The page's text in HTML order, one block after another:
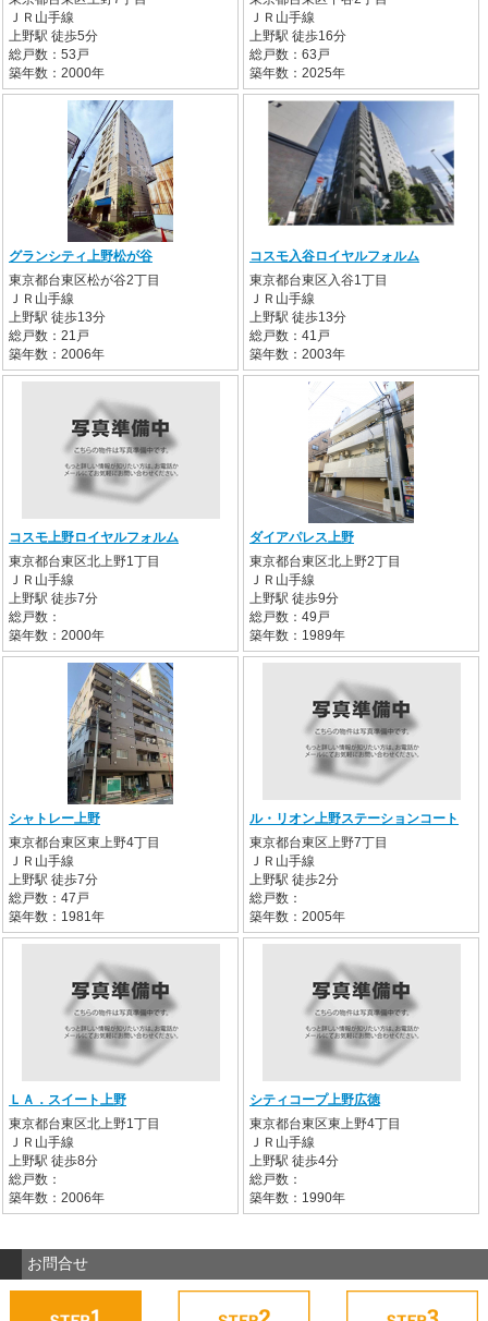
ＪＲ山手線
上野駅 徒歩5分
総戸数：53戸
築年数：2000年
ＪＲ山手線
上野駅 徒歩16分
総戸数：63戸
築年数：2025年
グランシティ上野松が谷
東京都台東区松が谷2丁目
ＪＲ山手線
上野駅 徒歩13分
総戸数：21戸
築年数：2006年
コスモ入谷ロイヤルフォルム
東京都台東区入谷1丁目
ＪＲ山手線
上野駅 徒歩13分
総戸数：41戸
築年数：2003年
コスモ上野ロイヤルフォルム
東京都台東区北上野1丁目
ＪＲ山手線
上野駅 徒歩7分
総戸数：
築年数：2000年
ダイアパレス上野
東京都台東区北上野2丁目
ＪＲ山手線
上野駅 徒歩9分
総戸数：49戸
築年数：1989年
シャトレー上野
東京都台東区東上野4丁目
ＪＲ山手線
上野駅 徒歩7分
総戸数：47戸
築年数：1981年
ル・リオン上野ステーションコート
東京都台東区上野7丁目
ＪＲ山手線
上野駅 徒歩2分
総戸数：
築年数：2005年
ＬＡ．スイート上野
東京都台東区北上野1丁目
ＪＲ山手線
上野駅 徒歩8分
総戸数：
築年数：2006年
シティコープ上野広徳
東京都台東区東上野4丁目
ＪＲ山手線
上野駅 徒歩4分
総戸数：
築年数：1990年
お問合せ